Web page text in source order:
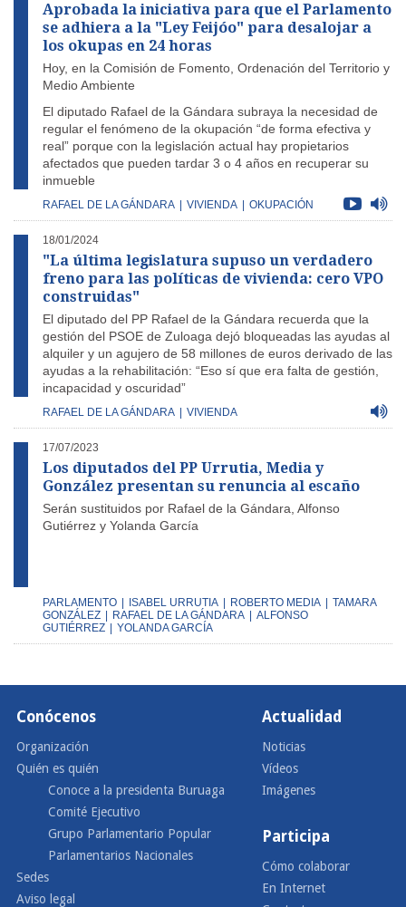
Aprobada la iniciativa para que el Parlamento
se adhiera a la "Ley Feijóo" para desalojar a
los okupas en 24 horas
Hoy, en la Comisión de Fomento, Ordenación del Territorio y
Medio Ambiente
El diputado Rafael de la Gándara subraya la necesidad de
regular el fenómeno de la okupación “de forma efectiva y
real” porque con la legislación actual hay propietarios
afectados que pueden tardar 3 o 4 años en recuperar su
inmueble
RAFAEL DE LA GÁNDARA VIVIENDA OKUPACIÓN
18/01/2024
"La última legislatura supuso un verdadero
freno para las políticas de vivienda: cero VPO
construidas"
El diputado del PP Rafael de la Gándara recuerda que la
gestión del PSOE de Zuloaga dejó bloqueadas las ayudas al
alquiler y un agujero de 58 millones de euros derivado de las
ayudas a la rehabilitación: “Eso sí que era falta de gestión,
incapacidad y oscuridad”
RAFAEL DE LA GÁNDARA VIVIENDA
17/07/2023
Los diputados del PP Urrutia, Media y
González presentan su renuncia al escaño
Serán sustituidos por Rafael de la Gándara, Alfonso
Gutiérrez y Yolanda García
PARLAMENTO ISABEL URRUTIA ROBERTO MEDIA
TAMARA
GONZÁLEZ
RAFAEL DE LA GÁNDARA
ALFONSO
GUTIÉRREZ
YOLANDA GARCÍA
Conócenos
Organización
Quién es quién
Conoce a la presidenta Buruaga
Comité Ejecutivo
Grupo Parlamentario Popular
Parlamentarios Nacionales
Sedes
Aviso legal
Actualidad
Noticias
Vídeos
Imágenes
Participa
Cómo colaborar
En Internet